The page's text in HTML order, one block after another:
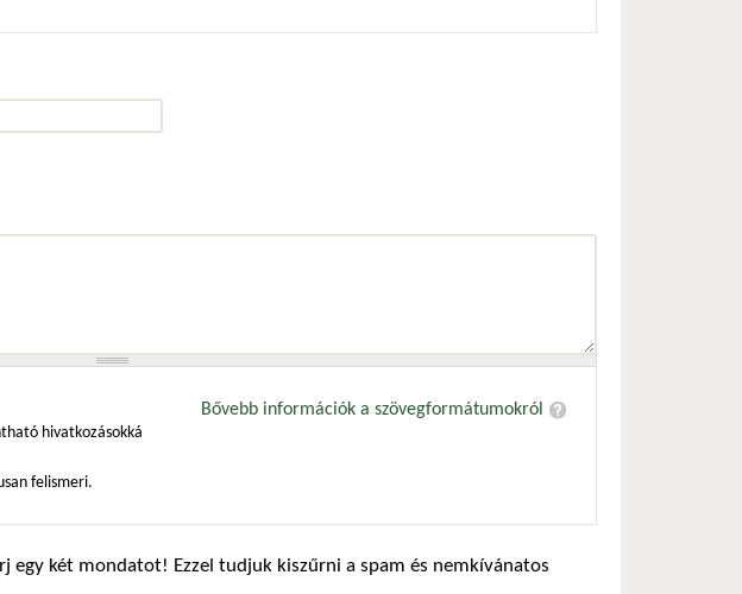
Bővebb információk a szövegformátumokról
hivatkozásokká
felismeri.
egy két mondatot! Ezzel tudjuk kiszűrni a spam és nemkívánatos